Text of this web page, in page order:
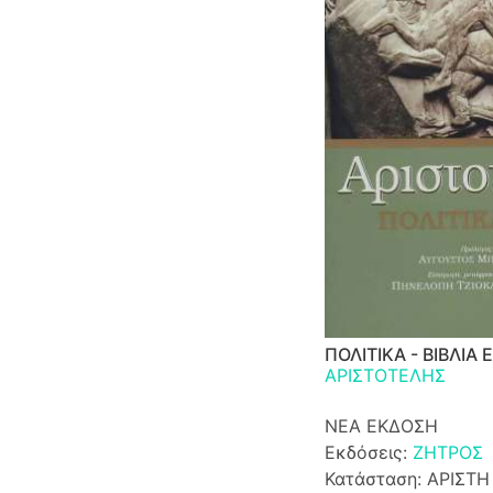
ΠΟΛΙΤΙΚΑ - ΒΙΒΛΙΑ
ΑΡΙΣΤΟΤΕΛΗΣ
ΝΕΑ ΕΚΔΟΣΗ
Εκδόσεις: ΖΗΤΡΟΣ
Κατάσταση: ΑΡΙΣΤΗ